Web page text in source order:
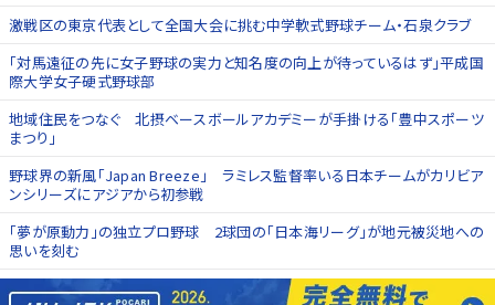
激戦区の東京代表として全国大会に挑む中学軟式野球チーム・石泉クラブ
「対馬遠征の先に女子野球の実力と知名度の向上が待っているはず」平成国
際大学女子硬式野球部
地域住民をつなぐ 北摂ベースボールアカデミーが手掛ける「豊中スポーツ
まつり」
野球界の新風「Japan Breeze」 ラミレス監督率いる日本チームがカリビア
ンシリーズにアジアから初参戦
「夢が原動力」の独立プロ野球 2球団の「日本海リーグ」が地元被災地への
思いを刻む